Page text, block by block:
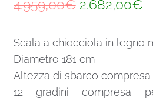
4.959,00€ Il
originale
era:
4.959,00€.
2.682,00€Il
Scala a chiocciola in legno
Diametro 181 cm
Altezza di sbarco
12 gradini compresa